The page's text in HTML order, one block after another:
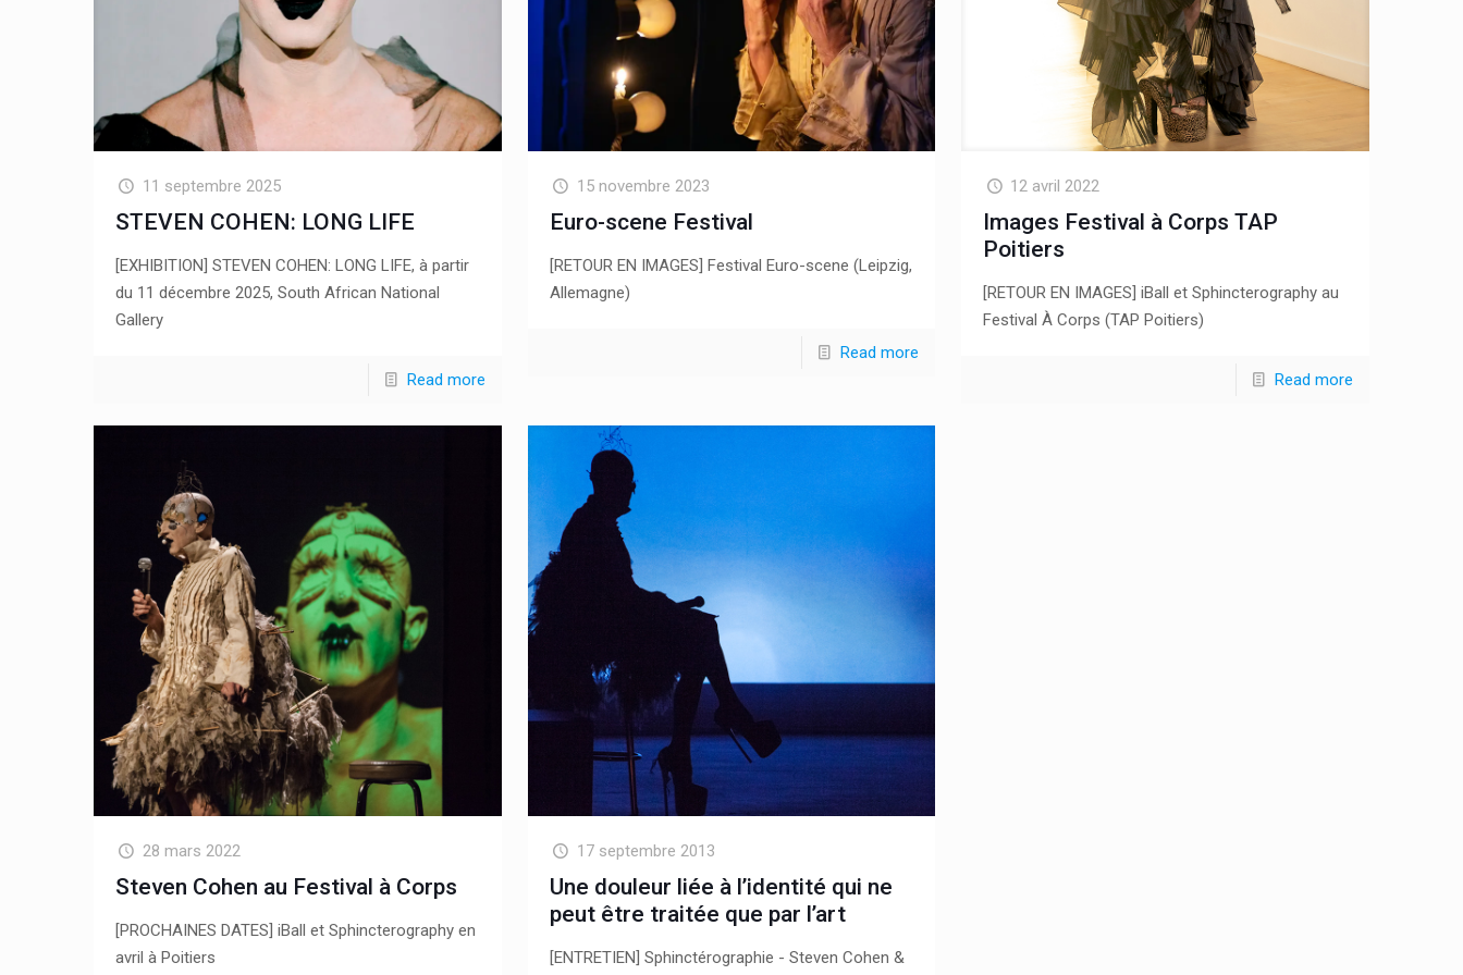
11 septembre 2025
STEVEN COHEN: LONG LIFE
[EXHIBITION] STEVEN COHEN: LONG LIFE, à partir
du 11 décembre 2025, South African National
Gallery
Read more
15 novembre 2023
Euro-scene Festival
[RETOUR EN IMAGES] Festival Euro-scene (Leipzig,
Allemagne)
Read more
12 avril 2022
Images Festival à Corps TAP
Poitiers
[RETOUR EN IMAGES] iBall et Sphincterography au
Festival À Corps (TAP Poitiers)
Read more
28 mars 2022
Steven Cohen au Festival à Corps
[PROCHAINES DATES] iBall et Sphincterography en
avril à Poitiers
17 septembre 2013
Une douleur liée à l’identité qui ne
peut être traitée que par l’art
[ENTRETIEN] Sphinctérographie - Steven Cohen &